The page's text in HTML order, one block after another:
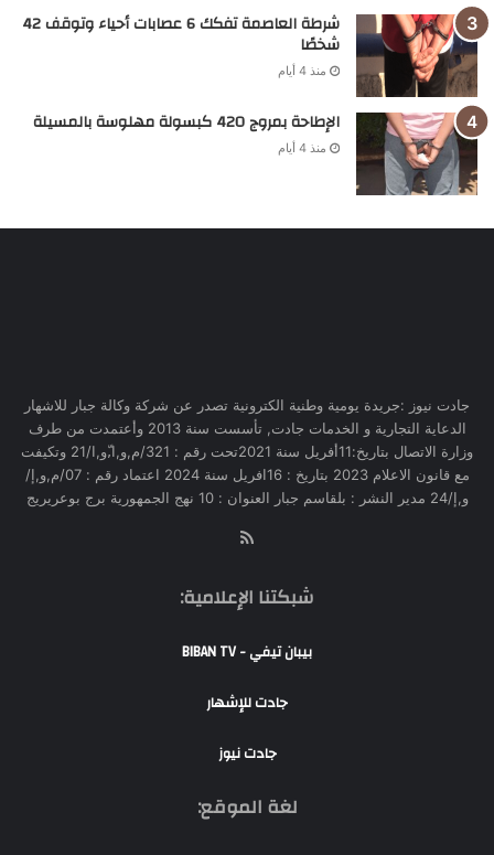
شرطة العاصمة تفكك 6 عصابات أحياء وتوقف 42
شخصًا
منذ 4 أيام
الإطاحة بمروج 420 كبسولة مهلوسة بالمسيلة
منذ 4 أيام
جادت نيوز :جريدة يومية وطنية الكترونية تصدر عن شركة وكالة جبار للاشهار
الدعاية التجارية و الخدمات جادت, تأسست سنة 2013 وأعتمدت من طرف
وزارة الاتصال بتاريخ:11أفريل سنة 2021تحت رقم : 321/م,و,ا,ّو,ا/21 وتكيفت
مع قانون الاعلام 2023 بتاريخ : 16افريل سنة 2024 اعتماد رقم : 07/م,و,إ/
و,إ/24 مدير النشر : بلقاسم جبار العنوان : 10 نهج الجمهورية برج بوعريريج
شبكتنا الإعلامية:
بيبان تيفي - BIBAN TV
جادت للإشهار
جادت نيوز
لغة الموقع: